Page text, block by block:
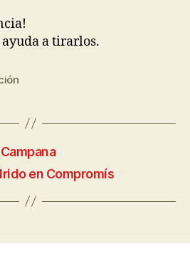
a tirarlos.
en Compromís